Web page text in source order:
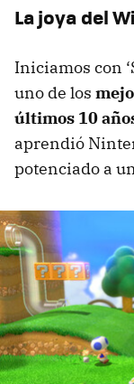
La joya del
Iniciamos con
uno de los
últimos 10
aprendió
potenciado a